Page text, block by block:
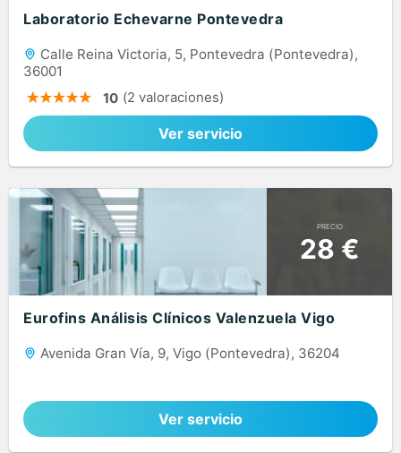
Laboratorio Echevarne Pontevedra
Calle Reina Victoria, 5, Pontevedra (Pontevedra),
36001
10 (2 valoraciones)
Ver servicio
PRECIO
28 €
Eurofins Análisis Clínicos Valenzuela Vigo
Avenida Gran Vía, 9, Vigo (Pontevedra), 36204
Ver servicio